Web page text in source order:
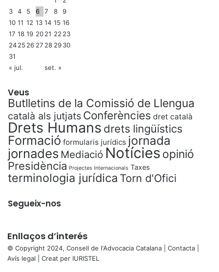
3
4 5 6 7 8
9
10 11 12 13 14 15 16
17 18 19 2021 22 23
2425 26 27 28 2930
31
« jul.
set. »
Veus
Butlletins de la Comissió de Llengua
català als jutjats Conferències dret català
Drets Humans drets lingüístics
Formació formularis jurídics jornada
jornades Mediació Notícies opinió
Presidència Projectes Internacionals Taxes
terminologia jurídica Torn d'Ofici
Segueix-nos
Enllaços d’interés
© Copyright 2024, Consell de l'Advocacia Catalana | Contacta
Avís legal | Creat per IURISTEL